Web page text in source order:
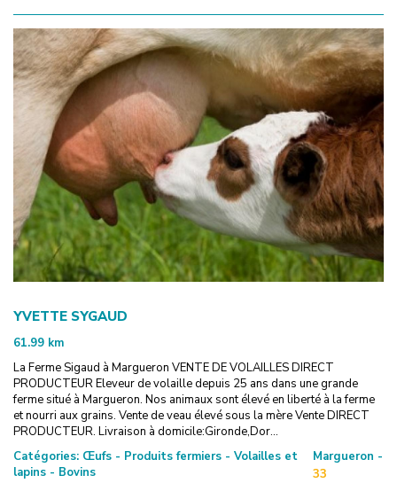
YVETTE SYGAUD
61.99 km
La Ferme Sigaud à Margueron VENTE DE VOLAILLES DIRECT
PRODUCTEUR Eleveur de volaille depuis 25 ans dans une grande
ferme situé à Margueron. Nos animaux sont élevé en liberté à la ferme
et nourri aux grains. Vente de veau élevé sous la mère Vente DIRECT
PRODUCTEUR. Livraison à domicile:Gironde,Dor...
Catégories: Œufs - Produits fermiers - Volailles et
lapins - Bovins
Margueron -
33